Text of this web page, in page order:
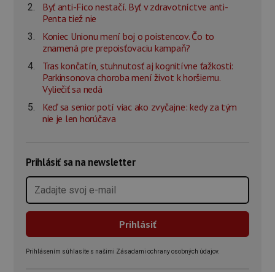
Byť anti-Fico nestačí. Byť v zdravotníctve anti-
Penta tiež nie
Koniec Unionu mení boj o poistencov. Čo to
znamená pre prepoisťovaciu kampaň?
Tras končatín, stuhnutosť aj kognitívne ťažkosti:
Parkinsonova choroba mení život k horšiemu.
Vyliečiť sa nedá
Keď sa senior potí viac ako zvyčajne: kedy za tým
nie je len horúčava
Prihlásiť sa na newsletter
Prihlásením súhlasíte s našimi Zásadami ochrany osobných údajov.